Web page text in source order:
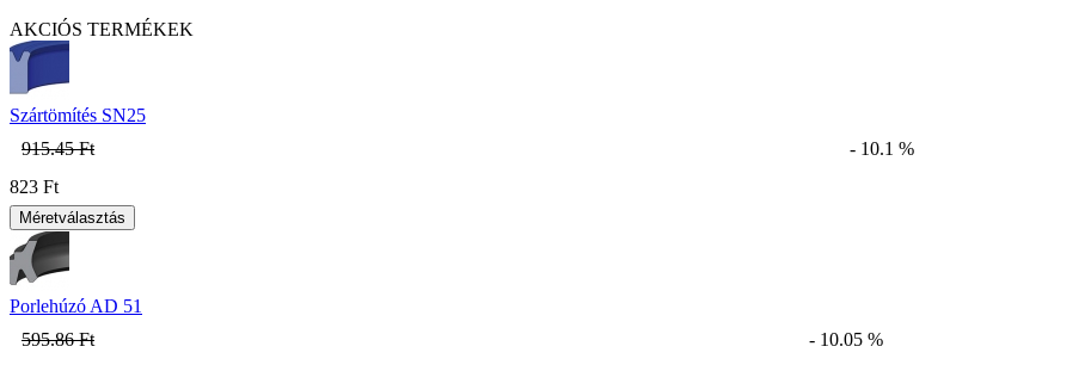
AKCIÓS TERMÉKEK
Szártömítés SN25
915.45 Ft
- 10.1 %
823 Ft
Porlehúzó AD 51
595.86 Ft
- 10.05 %